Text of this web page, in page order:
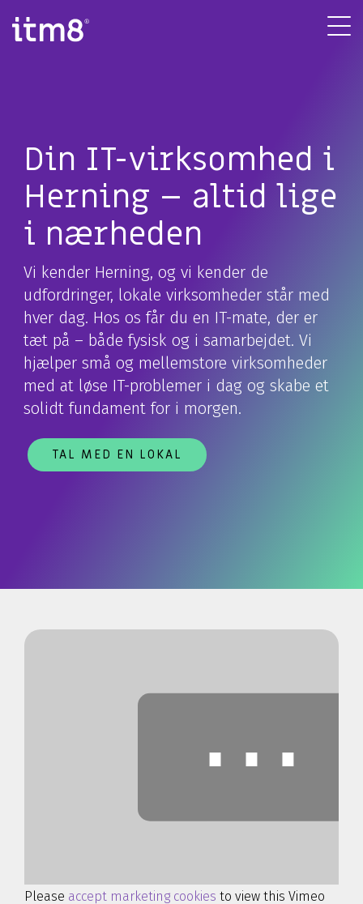
direkte
Din IT-virksomhed i
Herning – altid lige
i nærheden
Vi kender Herning, og vi kender de
udfordringer, lokale virksomheder står med
hver dag. Hos os får du en IT-mate, der er
tæt på – både fysisk og i samarbejdet. Vi
hjælper små og mellemstore virksomheder
med at løse IT-problemer i dag og skabe et
solidt fundament for i morgen.
TAL MED EN LOKAL
⋯
Please accept marketing cookies to view this Vimeo